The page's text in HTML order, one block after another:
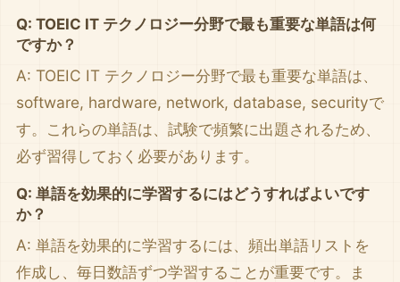
Q: TOEIC IT テクノロジー分野で最も重要な単語は何
ですか？
A: TOEIC IT テクノロジー分野で最も重要な単語は、
software, hardware, network, database, securityで
す。これらの単語は、試験で頻繁に出題されるため、
必ず習得しておく必要があります。
Q: 単語を効果的に学習するにはどうすればよいです
か？
A: 単語を効果的に学習するには、頻出単語リストを
作成し、毎日数語ずつ学習することが重要です。ま